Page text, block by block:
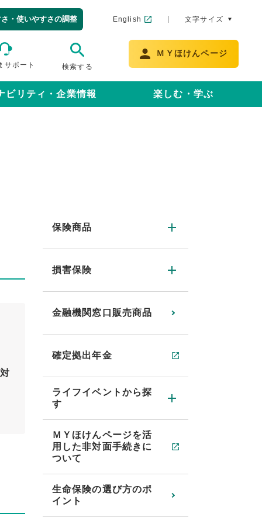
・使いやすさの調整 English 文字サイズ
サポート 検索する
ＭＹほけんページ
ビリティ・企業情報 楽しむ・学ぶ
保険商品
損害保険
金融機関窓口販売商品
確定拠出年金
ライフイベントから探
す
ＭＹほけんページを活
用した非対面手続きに
ついて
生命保険の選び方のポ
イント